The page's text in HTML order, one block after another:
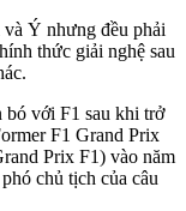
Ý nhưng đều phải
thức giải nghệ sau
bó với F1 sau khi trở
F1 Grand Prix
Prix F1) vào năm
chủ tịch của câu